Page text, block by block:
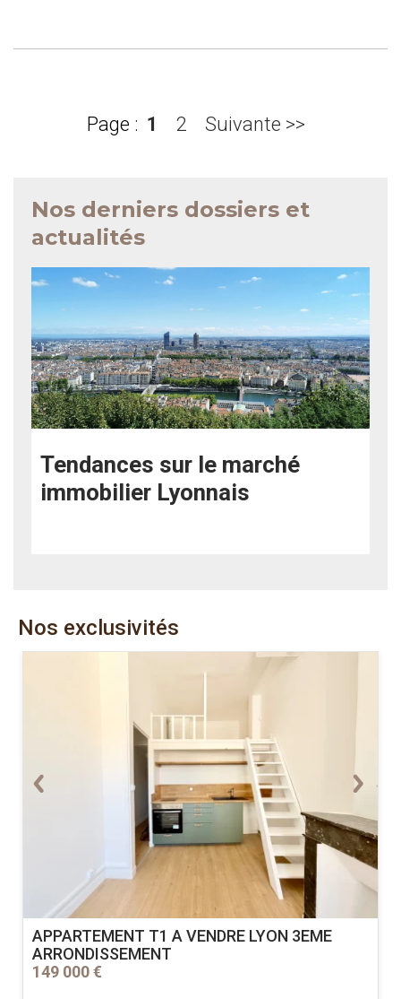
Page : 1 2 Suivante >>
Nos derniers dossiers et
actualités
Tendances sur le marché
immobilier Lyonnais
Nos exclusivités
APPARTEMENT T1 A VENDRE LYON 3EME
ARRONDISSEMENT
149 000 €